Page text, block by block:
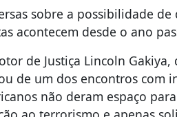
sobre a possibilidade
acontecem desde o ano
de Justiça Lincoln
de um dos encontros com
não deram espaço